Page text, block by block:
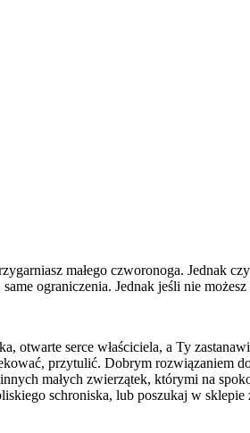
małego czworonoga. Jednak
ograniczenia. Jednak jeśli nie
otwarte serce właściciela, a Ty
przytulić. Dobrym rozwiązaniem
małych zwierzątek, którymi na
schroniska, lub poszukaj w